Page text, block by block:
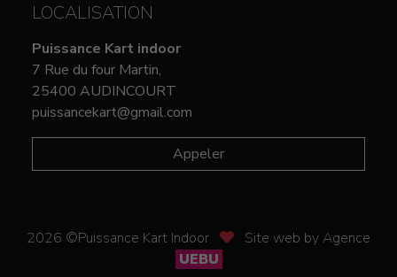
LOCALISATION
Puissance Kart indoor
7 Rue du four Martin,
25400 AUDINCOURT
puissancekart@gmail.com
Appeler
2026 ©Puissance Kart Indoor
Site web by Agence
UEBU